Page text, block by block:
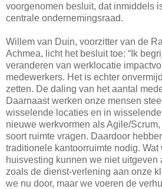
voorgenomen besluit, dat inmiddels
centrale ondernemingsraad.
Willem van Duin, voorzitter van de
Achmea, licht het besluit toe: “Ik
veranderen van werklocatie
medewerkers. Het is echter
zetten. De daling van het aantal
Daarnaast werken onze mensen
wisselende locaties en in
nieuwe werkvormen als Agile/
soort ruimte vragen. Daardoor
traditionele kantoorruimte nodig. Wat
huisvesting kunnen we niet uitgeven
zoals de dienst-verlening aan onze
we nu door, maar we voeren de